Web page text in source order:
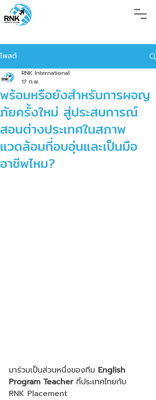
โพสต์
พร้อมหรือยังสำหรับการผจญ
ภัยครั้งใหม่ สู่ประสบการณ์
สอนต่างประเทศในสภาพ
แวดล้อมที่อบอุ่นและเป็นมือ
อาชีพไหม?
RNK International
17 ก.พ.
มาร่วมเป็นส่วนหนึ่งของทีม English
Program Teacher ที่ประเทศไทยกับ
RNK Placement